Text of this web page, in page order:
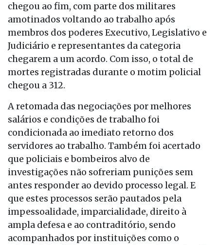
chegou ao fim, com parte dos militares
amotinados voltando ao trabalho após
membros dos poderes Executivo, Legislativo e
Judiciário e representantes da categoria
chegarem a um acordo. Com isso, o total de
mortes registradas durante o motim policial
chegou a 312.
A retomada das negociações por melhores
salários e condições de trabalho foi
condicionada ao imediato retorno dos
servidores ao trabalho. Também foi acertado
que policiais e bombeiros alvo de
investigações não sofreriam punições sem
antes responder ao devido processo legal. E
que estes processos serão pautados pela
impessoalidade, imparcialidade, direito à
ampla defesa e ao contraditório, sendo
acompanhados por instituições como o